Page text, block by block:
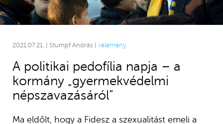
2021.07.21. | Stumpf András | vélemény
A politikai pedofília napja – a
kormány „gyermekvédelmi
népszavazásáról”
Ma eldőlt, hogy a Fidesz a szexualitást emeli a